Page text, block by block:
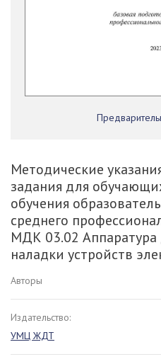
Методические
задания для
обучения
среднего
МДК 03.02 Аппаратура
наладки устройств
Авторы
Издательство:
УМЦ ЖДТ